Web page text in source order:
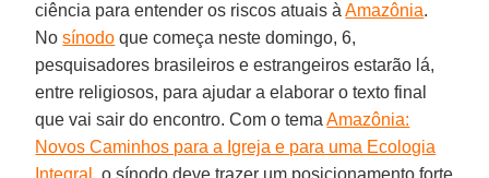
ciência para entender os riscos atuais àAmazônia.
Nosínodo que começa neste domingo, 6,
pesquisadores brasileiros e estrangeiros estarão lá,
entre religiosos, para ajudar a elaborar o texto final
que vai sair do encontro. Com o temaAmazônia:
Novos Caminhos para a Igreja e para uma Ecologia
Integral , o sínodo deve trazer um posicionamento forte